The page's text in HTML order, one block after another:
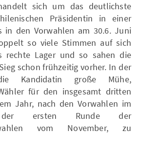
sich um das deutlichste
Präsidentin in einer
in den Vorwahlen am 30.6. Juni
so viele Stimmen auf sich
rechte Lager und so sahen die
schon frühzeitig vorher. In der
Kandidatin große Mühe,
für den insgesamt dritten
Jahr, nach den Vorwahlen im
ersten Runde der
vom November, zu